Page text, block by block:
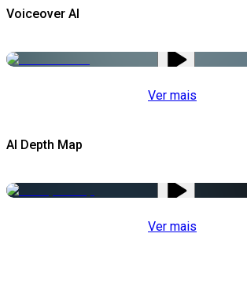
Voiceover AI
Ver mais
AI Depth Map
Ver mais